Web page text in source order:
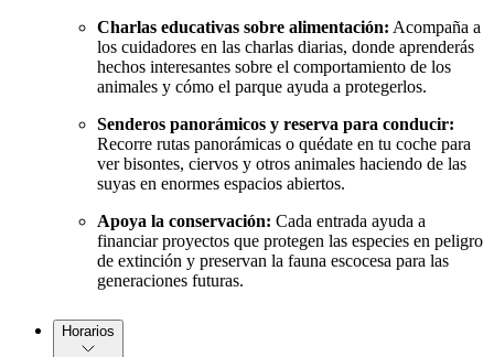
Charlas educativas sobre alimentación: Acompaña a
los cuidadores en las charlas diarias, donde aprenderás
hechos interesantes sobre el comportamiento de los
animales y cómo el parque ayuda a protegerlos.
Senderos panorámicos y reserva para conducir:
Recorre rutas panorámicas o quédate en tu coche para
ver bisontes, ciervos y otros animales haciendo de las
suyas en enormes espacios abiertos.
Apoya la conservación: Cada entrada ayuda a
financiar proyectos que protegen las especies en peligro
de extinción y preservan la fauna escocesa para las
generaciones futuras.
Horarios